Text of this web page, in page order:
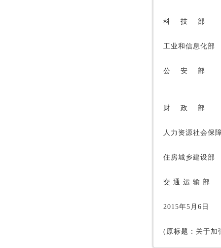
科 技 部
工业和信息化部
公 安 部
财 政 部
人力资源社会保
住房城乡建设部
交 通 运 输 部
2015年5月6日
(原标题：关于加